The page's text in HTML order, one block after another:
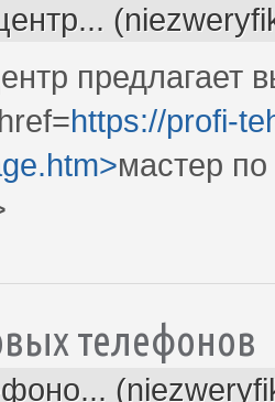
предлагает
https://profi-
мастер
телефонов